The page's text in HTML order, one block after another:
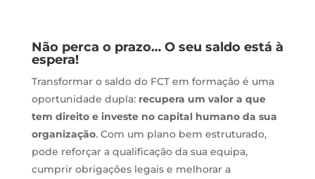
Não perca o prazo… O seu saldo está à
espera!
Transformar o saldo do FCT em formação é uma
oportunidade dupla: recupera um valor a que
tem direito e investe no capital humano da sua
organização. Com um plano bem estruturado,
pode reforçar a qualificação da sua equipa,
cumprir obrigações legais e melhorar a